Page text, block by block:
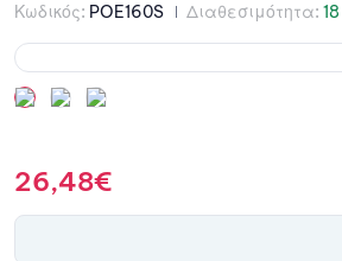
Κωδικός: POE160S Διαθεσιμότητα:
26,48€